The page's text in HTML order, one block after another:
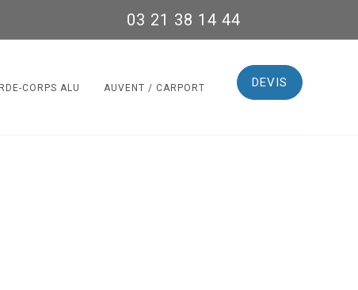
03 21 38 14 44
DEVIS
CORPS ALU AUVENT / CARPORT